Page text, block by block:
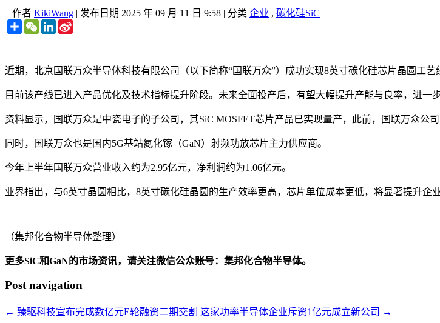
作者 KikiWang | 发布日期 2025 年 09 月 11 日 9:58 | 分类 企业 , 碳化硅SiC
ShareWeChatLinkedIn
近期，北京国联万众半导体科技有限公司（以下简称“国联万众”）成功实现8英寸碳化硅芯片晶圆工艺
目前该产线已进入产品优化及技术指标提升阶段。未来全面投产后，有望大幅提升产能与良率，进一
资料显示，国联万众是中瓷电子的子公司，其SiC MOSFET芯片产品已实现量产，此前，国联万众公
同时，国联万众也是国内5G基站氮化镓（GaN）射频功放芯片主力供应商。
今年上半年国联万众营业收入约为2.95亿元，净利润约为1.06亿元。
业界指出，与6英寸晶圆相比，8英寸碳化硅晶圆的生产效率更高，芯片单位成本更低，将显著提升
（集邦化合物半导体整理）
更多SiC和GaN的市场资讯，请关注微信公众账号：集邦化合物半导体。
Post navigation
← 臻驱科技宣布完成数亿元E轮融资二期交割 这家功率半导体企业斥资1亿元成立新公司 →